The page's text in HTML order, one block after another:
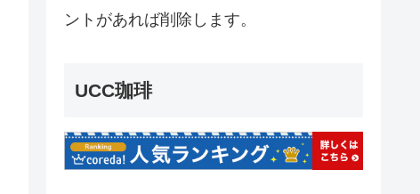
ントがあれば削除します。
UCC珈琲